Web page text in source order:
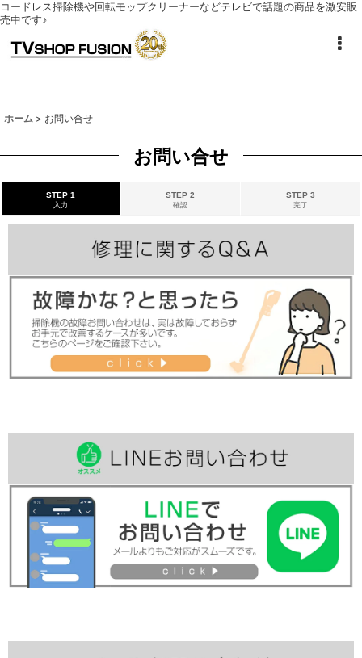
コードレス掃除機や回転モップクリーナーなどテレビで話題の商品を激安販
売中です♪
ホーム > お問い合せ
お問い合せ
STEP 1
入力
STEP 2
確認
STEP 3
完了